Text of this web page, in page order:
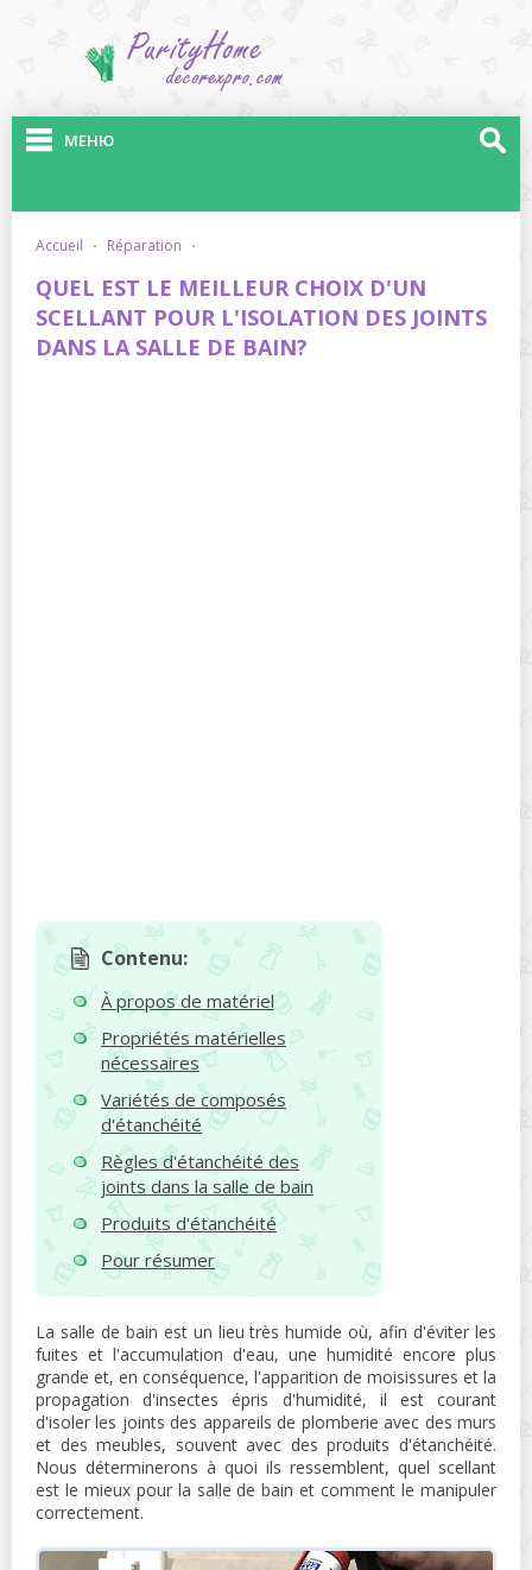
МЕНЮ
accueil · réparation ·
QUEL EST LE MEILLEUR CHOIX D'UN
SCELLANT POUR L'ISOLATION DES JOINTS
DANS LA SALLE DE BAIN?
Contenu:
À propos de matériel
Propriétés matérielles
nécessaires
Variétés de composés
d'étanchéité
Règles d'étanchéité des
joints dans la salle de bain
Produits d'étanchéité
Pour résumer
La salle de bain est un lieu très humide où, afin d'éviter les
fuites et l'accumulation d'eau, une humidité encore plus
grande et, en conséquence, l'apparition de moisissures et la
propagation d'insectes épris d'humidité, il est courant
d'isoler les joints des appareils de plomberie avec des murs
et des meubles, souvent avec des produits d'étanchéité.
Nous déterminerons à quoi ils ressemblent, quel scellant
est le mieux pour la salle de bain et comment le manipuler
correctement.